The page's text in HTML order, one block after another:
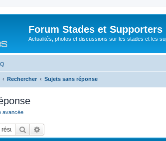
Forum Stades et Supporters
Actualités, photos et discussions sur les stades et les
Rechercher Sujets sans réponse
avancée
Rechercher